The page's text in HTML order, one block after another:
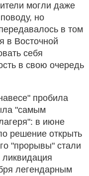
могли даже
но
в том
в Восточной
себя
в свою очередь
пробила
"самым
в июне
решение открыть
"прорывы" стали
ликвидация
легендарным